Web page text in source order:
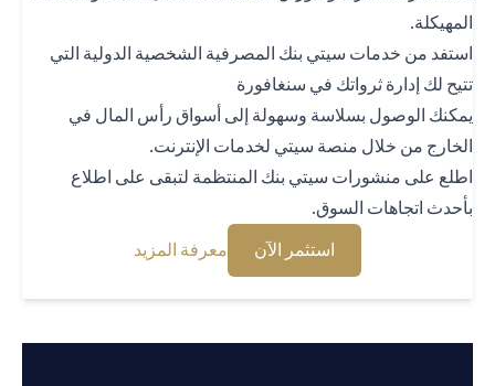
من خدمات سيتي بنك المصرفية الشخصية الدولية التي
لك إدارة ثرواتك في سنغافورة
الوصول بسلاسة وسهولة إلى أسواق رأس المال في
من خلال منصة سيتي لخدمات الإنترنت.
على منشورات سيتي بنك المنتظمة لتبقى على اطلاع
اتجاهات السوق.
استثمر الآن
(opens in a new tab) معرفة المزيد(opens in a new tab)